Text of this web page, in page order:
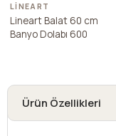
LINEART
Lineart Balat 60 cm
Banyo Dolabı 600
Ürün Özellikleri